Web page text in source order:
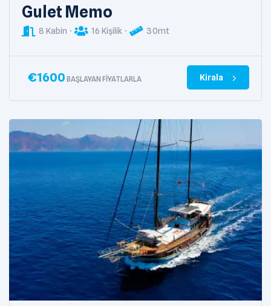
Gulet Memo
8 Kabin 16 Kişilik 30mt
€1600 BAŞLAYAN FIYATLARLA Kirala